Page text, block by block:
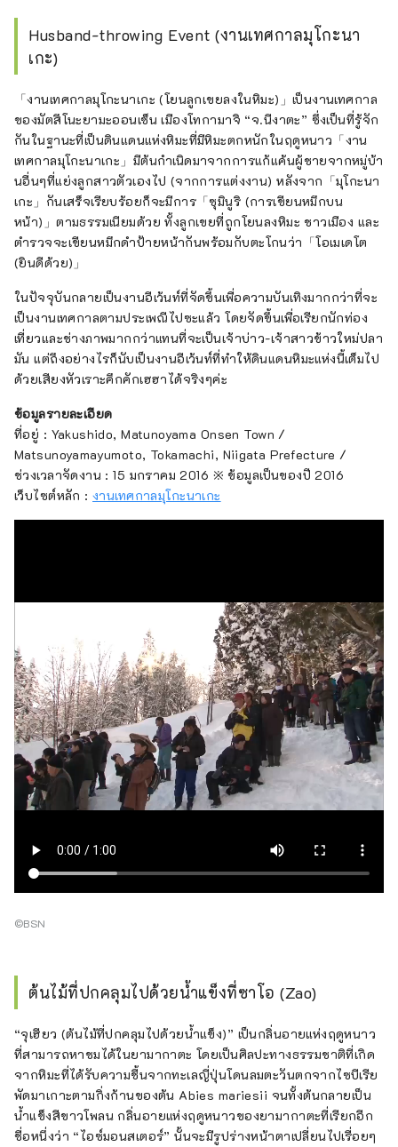
Husband-throwing Event (งานเทศกาลมุโกะนา
เกะ)
「งานเทศกาลมุโกะนาเกะ (โยนลูกเขยลงในหิมะ)」เป็นงานเทศกาล
ของมัตสึโนะยามะออนเซ็น เมืองโทกามาจิ “จ.นีงาตะ” ซึ่งเป็นที่รู้จัก
กันในฐานะที่เป็นดินแดนแห่งหิมะที่มีหิมะตกหนักในฤดูหนาว「งาน
เทศกาลมุโกะนาเกะ」มีต้นกำเนิดมาจากการแก้แค้นผู้ชายจากหมู่บ้า
นอื่นๆที่แย่งลูกสาวตัวเองไป (จากการแต่งงาน) หลังจาก「มุโกะนา
เกะ」กันเสร็จเรียบร้อยก็จะมีการ「ซุมินูริ (การเขียนหมึกบน
หน้า)」ตามธรรมเนียมด้วย ทั้งลูกเขยที่ถูกโยนลงหิมะ ชาวเมือง และ
ตำรวจจะเขียนหมึกดำป้ายหน้ากันพร้อมกับตะโกนว่า「โอเมเดโต
(ยินดีด้วย)」
ในปัจจุบันกลายเป็นงานอีเว้นท์ที่จัดขึ้นเพื่อความบันเทิงมากกว่าที่จะ
เป็นงานเทศกาลตามประเพณีไปซะแล้ว โดยจัดขึ้นเพื่อเรียกนักท่อง
เที่ยวและช่างภาพมากกว่าแทนที่จะเป็นเจ้าบ่าว-เจ้าสาวข้าวใหม่ปลา
มัน แต่ถึงอย่างไรก็นับเป็นงานอีเว้นท์ที่ทำให้ดินแดนหิมะแห่งนี้เต็มไป
ด้วยเสียงหัวเราะคึกคักเฮฮาได้จริงๆค่ะ
ข้อมูลรายละเอียด
ที่อยู่ : Yakushido, Matunoyama Onsen Town /
Matsunoyamayumoto, Tokamachi, Niigata Prefecture /
ช่วงเวลาจัดงาน : 15 มกราคม 2016 ※ ข้อมูลเป็นของปี 2016
เว็บไซต์หลัก :งานเทศกาลมุโกะนาเกะ
©BSN
ต้นไม้ที่ปกคลุมไปด้วยน้ำแข็งที่ซาโอ (Zao)
“จุเฮียว (ต้นไม้ที่ปกคลุมไปด้วยน้ำแข็ง)” เป็นกลิ่นอายแห่งฤดูหนาว
ที่สามารถหาชมได้ในยามากาตะ โดยเป็นศิลปะทางธรรมชาติที่เกิด
จากหิมะที่ได้รับความชื้นจากทะเลญี่ปุ่นโดนลมตะวันตกจากไซบีเรีย
พัดมาเกาะตามกิ่งก้านของต้น Abies mariesii จนทั้งต้นกลายเป็น
น้ำแข็งสีขาวโพลน กลิ่นอายแห่งฤดูหนาวของยามากาตะที่เรียกอีก
ชื่อหนึ่งว่า “ไอซ์มอนสเตอร์” นั้นจะมีรูปร่างหน้าตาเปลี่ยนไปเรื่อยๆ